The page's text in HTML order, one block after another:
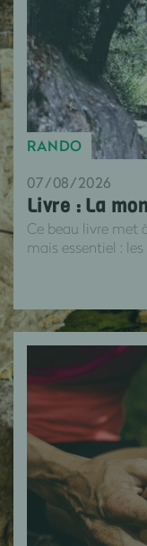
RANDO
07/08/2026
Livre : La
Ce beau livre met
mais essentiel :